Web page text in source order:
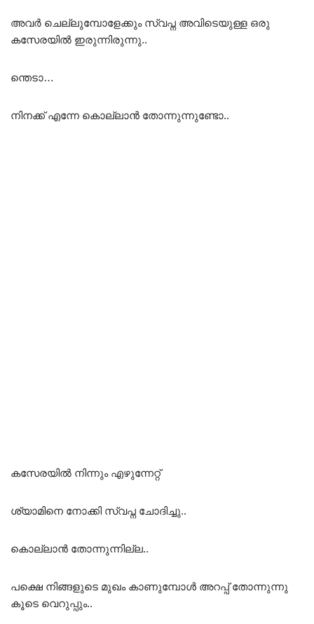
അവർ ചെല്ലുമ്പോളേക്കും സ്വപ്ന അവിടെയുള്ള ഒരു
കസേരയിൽ ഇരുന്നിരുന്നു..
ന്തെടാ…
നിനക്ക് എന്നേ കൊല്ലാൻ തോന്നുന്നുണ്ടോ..
കസേരയിൽ നിന്നും എഴുന്നേറ്റ്
ശ്യാമിനെ നോക്കി സ്വപ്ന ചോദിച്ചു..
കൊല്ലാൻ തോന്നുന്നില്ല..
പക്ഷെ നിങ്ങളുടെ മുഖം കാണുമ്പോൾ അറപ്പ് തോന്നുന്നു
കൂടെ വെറുപ്പും..